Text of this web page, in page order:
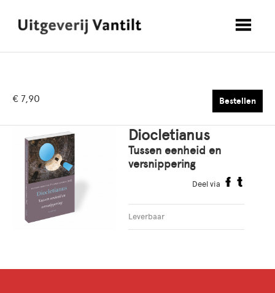
€ 7,90 Bestellen
Diocletianus
Tussen eenheid en
versnippering
Deel via
Leverbaar